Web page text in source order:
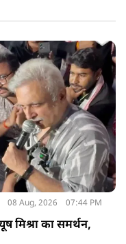
08 Aug, 2026 07:44 PM
मिश्रा का समर्थन,